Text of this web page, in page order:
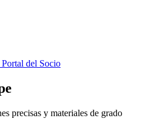
del Socio
precisas y materiales de grado